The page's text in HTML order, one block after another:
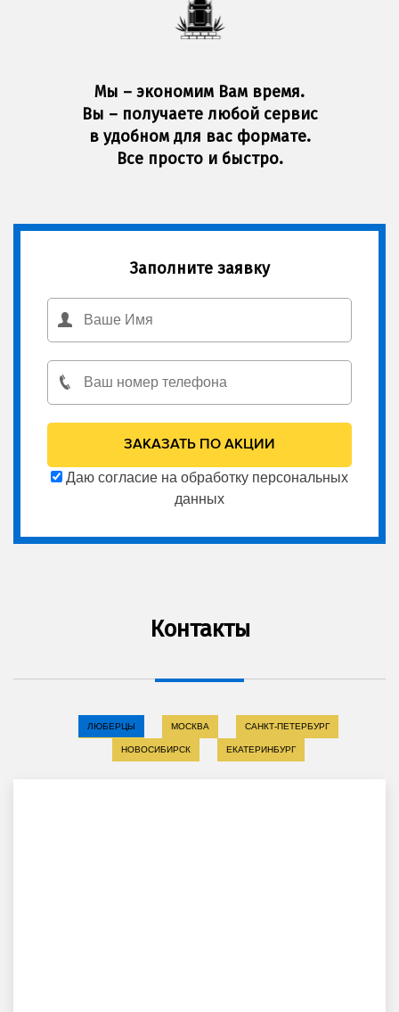
Мы – экономим Вам время.
Вы – получаете любой сервис
в удобном для вас формате.
Все просто и быстро.
Заполните заявку
Даю согласие на обработку персональных
данных
Контакты
ЛЮБЕРЦЫ МОСКВА САНКТ-ПЕТЕРБУРГ
НОВОСИБИРСК ЕКАТЕРИНБУРГ